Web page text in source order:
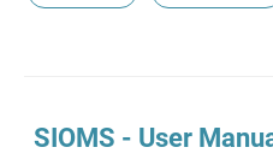
SIOMS - User